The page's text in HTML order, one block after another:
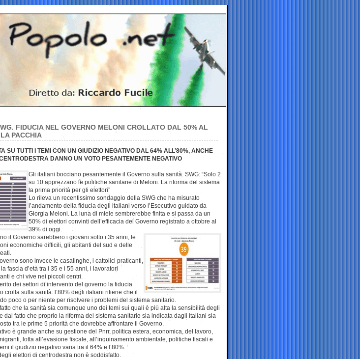
FIDUCIA NEL GOVERNO MELONI CROLLATO DAL 50% AL
PACCHIA
SU TUTTI I TEMI CON UN GIUDIZIO NEGATIVO DAL 64% ALL’80%, ANCHE
DANNO UN VOTO PESANTEMENTE NEGATIVO
Gli italiani bocciano pesantemente il Governo sulla sanità. SWG: “Solo 2
su 10 apprezzano le politiche sanitarie di Meloni. La riforma del sistema
la prima priorità per gli elettori”
Lo rileva un recentissimo sondaggio della SWG che ha misurato
l’andamento della fiducia degli italiani verso l’Esecutivo guidato da
Giorgia Meloni. La luna di miele sembrerebbe finita e si passa da un
50% di elettori convinti dell’efficacia del Governo registrato a ottobre al
39% di oggi.
il Governo sarebbero i giovani sotto i 35 anni, le
economiche difficili, gli abitanti del sud e delle
sono invece le casalinghe, i cattolici praticanti,
fascia d’età tra i 35 e i 55 anni, i lavoratori
e chi vive nei piccoli centri.
dei settori di intervento del governo la fiducia
crolla sulla sanità: l’80% degli italiani ritiene che il
poco o per niente per risolvere i problemi del sistema sanitario.
che la sanità sia comunque uno dei temi sui quali è più alta la sensibilità degli
dal fatto che proprio la riforma del sistema sanitario sia indicata dagli italiani sia
tra le prime 5 priorità che dovrebbe affrontare il Governo.
è grande anche su gestione del Pnrr, politica estera, economica, del lavoro,
lotta all’evasione fiscale, all’inquinamento ambientale, politiche fiscali e
il giudizio negativo varia tra il 64% e l’80%.
elettori di centrodestra non è soddisfatto.